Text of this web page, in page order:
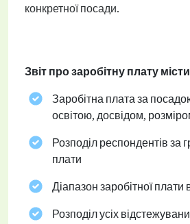
конкретної посади.
Звіт про заробітну плату
Заробітна плата за
освітою, досвідом,
Розподіл респондентів за
плати
Діапазон заробітної плати
Розподіл усіх